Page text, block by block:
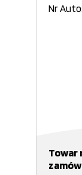
Nr
Towar